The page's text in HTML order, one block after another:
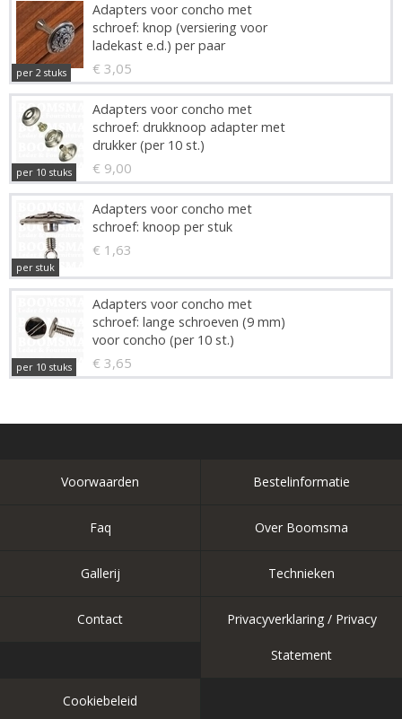
Adapters voor concho met
schroef: knop (versiering voor
ladekast e.d.) per paar
€ 3,05
per 2 stuks
Adapters voor concho met
schroef: drukknoop adapter met
drukker (per 10 st.)
€ 9,00
per 10 stuks
Adapters voor concho met
schroef: knoop per stuk
€ 1,63
per stuk
Adapters voor concho met
schroef: lange schroeven (9 mm)
voor concho (per 10 st.)
€ 3,65
per 10 stuks
Voorwaarden Bestelinformatie
Faq Over Boomsma
Gallerij Technieken
Contact Privacyverklaring / Privacy
Statement
Cookiebeleid